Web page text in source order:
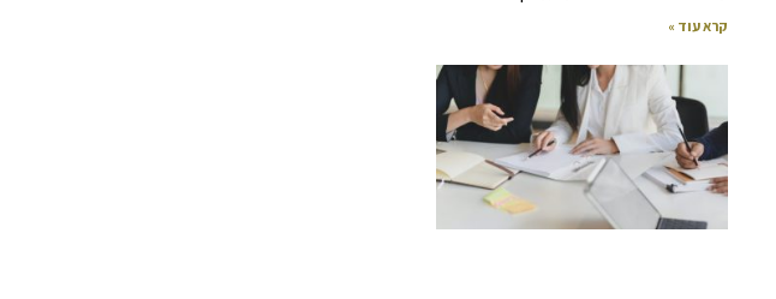
קרא עוד »